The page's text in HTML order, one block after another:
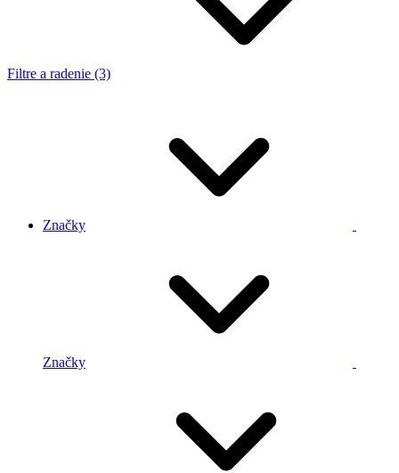
Filtre a radenie (3)
Značky
Značky